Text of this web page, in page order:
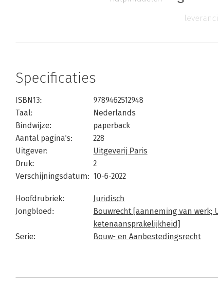
Specificaties
ISBN13:
9789462512948
Taal:
Nederlands
Bindwijze:
paperback
Aantal pagina's:
228
Uitgever:
Uitgeverij Paris
Druk:
2
Verschijningsdatum: 10-6-2022
Hoofdrubriek:
Juridisch
Jongbloed:
Bouwrecht [aanneming van werk;
ketenaansprakelijkheid]
Serie:
Bouw- en Aanbestedingsrecht